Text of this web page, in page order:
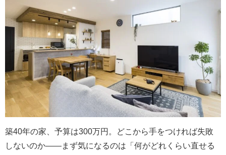
築40年の家、予算は300万円。どこから手をつければ失敗
しないのか——まず気になるのは「何がどれくらい直せる